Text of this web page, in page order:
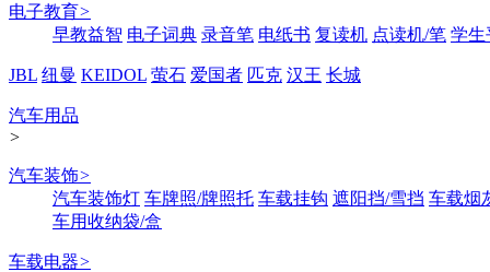
电子教育>
早教益智 电子词典 录音笔 电纸书 复读机 点读机/笔 学生
JBL 纽曼 KEIDOL 萤石 爱国者 匹克 汉王 长城
汽车用品
>
汽车装饰>
汽车装饰灯 车牌照/牌照托 车载挂钩 遮阳挡/雪挡 车载烟
车用收纳袋/盒
车载电器>